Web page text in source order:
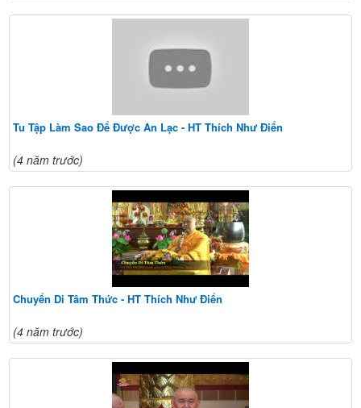
Tu Tập Làm Sao Để Được An Lạc - HT Thích Như Điển
(4 năm trước)
Chuyển Di Tâm Thức - HT Thích Như Điển
(4 năm trước)